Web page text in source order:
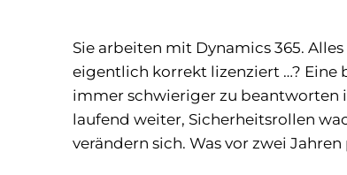
Sie arbeiten mit Dynamics 365.
eigentlich korrekt lizenziert …? Eine
immer schwieriger zu beantworten
laufend weiter, Sicherheitsrollen
verändern sich. Was vor zwei